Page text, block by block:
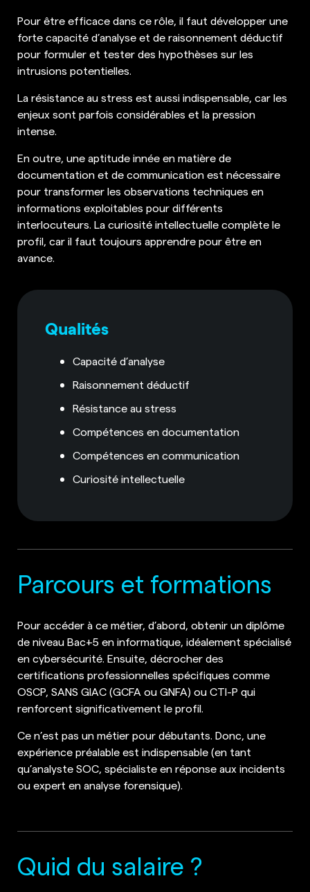
Pour être efficace dans ce rôle, il faut développer une
forte capacité d’analyse et de raisonnement déductif
pour formuler et tester des hypothèses sur les
intrusions potentielles.
La résistance au stress est aussi indispensable, car les
enjeux sont parfois considérables et la pression
intense.
En outre, une aptitude innée en matière de
documentation et de communication est nécessaire
pour transformer les observations techniques en
informations exploitables pour différents
interlocuteurs. La curiosité intellectuelle complète le
profil, car il faut toujours apprendre pour être en
avance.
Qualités
Capacité d’analyse
Raisonnement déductif
Résistance au stress
Compétences en documentation
Compétences en communication
Curiosité intellectuelle
Parcours et formations
Pour accéder à ce métier, d’abord, obtenir un diplôme
de niveau Bac+5 en informatique, idéalement spécialisé
en cybersécurité. Ensuite, décrocher des
certifications professionnelles spécifiques comme
OSCP, SANS GIAC (GCFA ou GNFA) ou CTI-P qui
renforcent significativement le profil.
Ce n’est pas un métier pour débutants. Donc, une
expérience préalable est indispensable (en tant
qu’analyste SOC, spécialiste en réponse aux incidents
ou expert en analyse forensique).
Quid du salaire ?